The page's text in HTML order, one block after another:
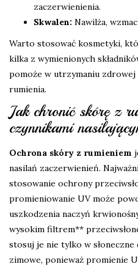
zaczerwienienia.
Skwalen: Nawilża,
Warto stosować kosmetyki,
kilka z wymienionych
pomoże w utrzymaniu
rumienia.
Jak chronić skórę z
czynnikami
Ochrona skóry z rumieniem
nasilań zaczerwienień.
stosowanie ochrony
promieniowanie UV może
uszkodzenia naczyń
wysokim filtrem**
stosuj je nie tylko w
zimowe, ponieważ promienie